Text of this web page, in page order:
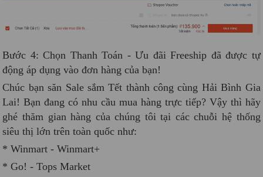
Bước 4: Chọn Thanh Toán - Ưu đãi Freeship đã được tự
động áp dụng vào đơn hàng của bạn!
Chúc bạn săn Sale sắm Tết thành công cùng Hải Bình Gia
Lai! Bạn đang có nhu cầu mua hàng trực tiếp? Vậy thì hãy
ghé thăm gian hàng của chúng tôi tại các chuỗi hệ thống
siêu thị lớn trên toàn quốc như:
* Winmart - Winmart+
* Go! - Tops Market